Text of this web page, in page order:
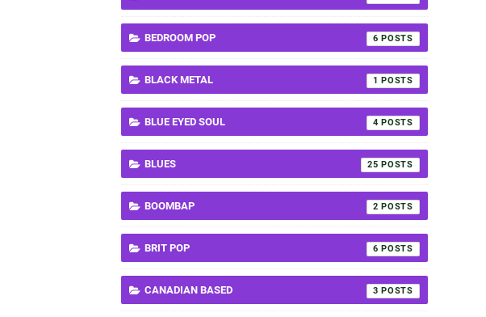
BEDROOM POP 6
BLACK METAL 1
BLUE EYED SOUL 4
BLUES 25
BOOMBAP 2
BRIT POP 6
CANADIAN BASED 3